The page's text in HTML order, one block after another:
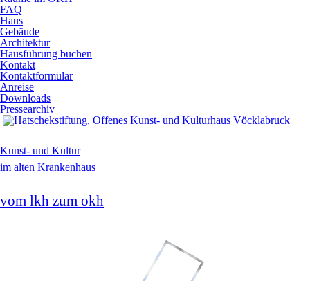
FAQ
Haus
Gebäude
Architektur
Hausführung buchen
Kontakt
Kontaktformular
Anreise
Downloads
Pressearchiv
Kunst- und Kultur
im alten Krankenhaus
vom lkh zum okh